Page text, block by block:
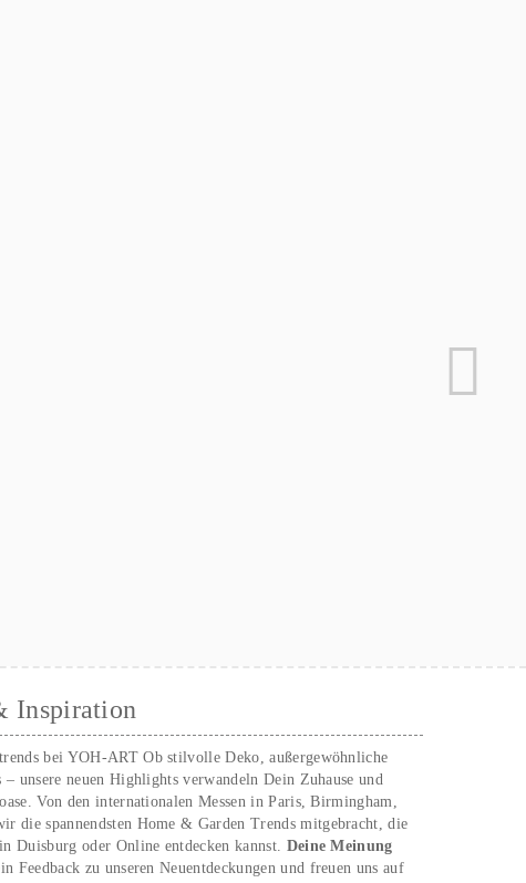
Inspiration
bei YOH‑ART Ob stilvolle Deko, außergewöhnliche
unsere neuen Highlights verwandeln Dein Zuhause und
Von den internationalen Messen in Paris, Birmingham,
die spannendsten Home & Garden Trends mitgebracht, die
Duisburg oder Online entdecken kannst. Deine Meinung
Feedback zu unseren Neuentdeckungen und freuen uns auf